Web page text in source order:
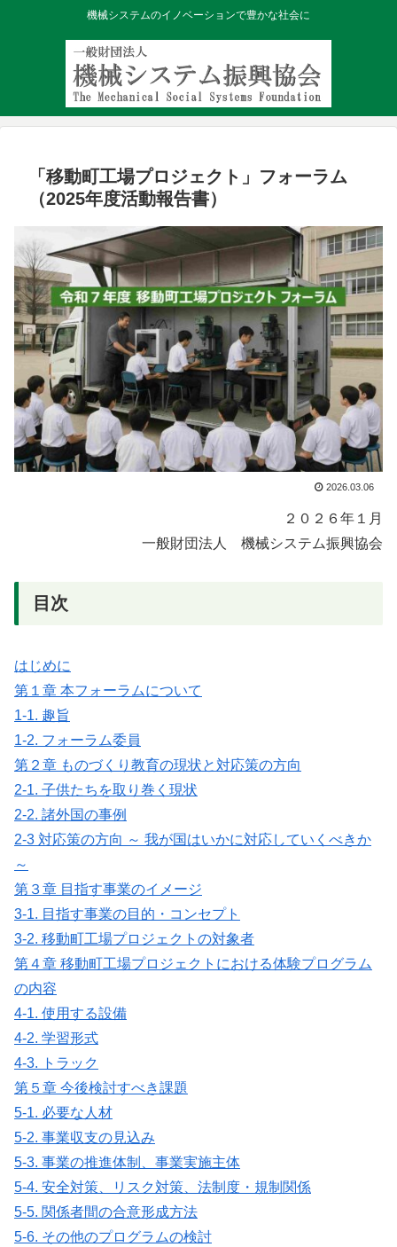
機械システムのイノベーションで豊かな社会に
「移動町工場プロジェクト」フォーラム
（2025年度活動報告書）
2026.03.06
２０２６年１月
一般財団法人 機械システム振興協会
目次
はじめに
第１章 本フォーラムについて
1-1. 趣旨
1-2. フォーラム委員
第２章 ものづくり教育の現状と対応策の方向
2-1. 子供たちを取り巻く現状
2-2. 諸外国の事例
2-3 対応策の方向 ～ 我が国はいかに対応していくべきか
～
第３章 目指す事業のイメージ
3-1. 目指す事業の目的・コンセプト
3-2. 移動町工場プロジェクトの対象者
第４章 移動町工場プロジェクトにおける体験プログラム
の内容
4-1. 使用する設備
4-2. 学習形式
4-3. トラック
第５章 今後検討すべき課題
5-1. 必要な人材
5-2. 事業収支の見込み
5-3. 事業の推進体制、事業実施主体
5-4. 安全対策、リスク対策、法制度・規制関係
5-5. 関係者間の合意形成方法
5-6. その他のプログラムの検討